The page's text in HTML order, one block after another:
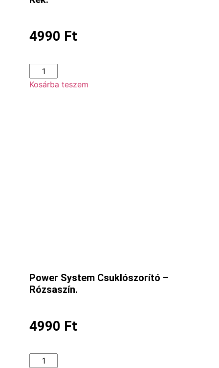
4990 Ft
Kosárba teszem
Power System Csuklószorító –
Rózsaszín.
4990 Ft